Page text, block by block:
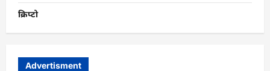
क्रिप्टो
Advertisment